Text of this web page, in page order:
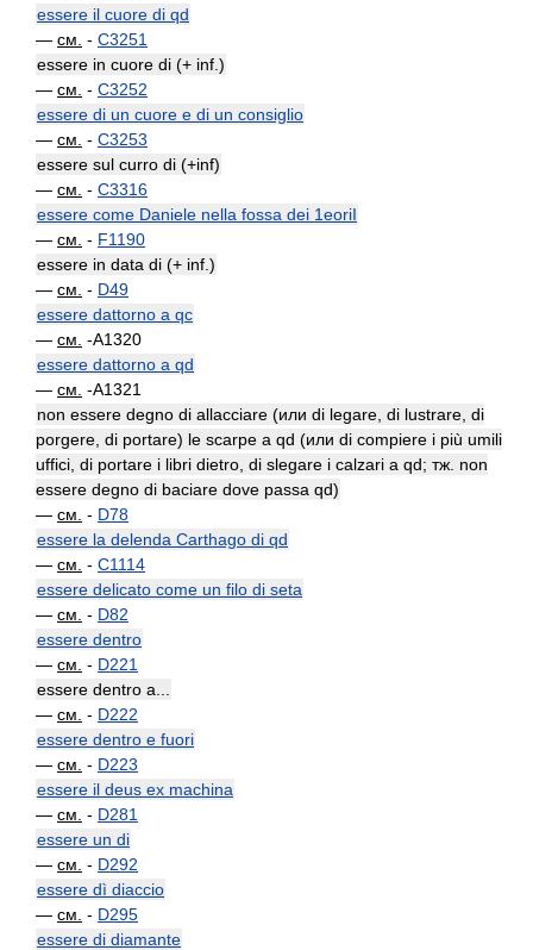
essere il cuore di qd
— см. - C3251
essere in cuore di (+ inf.)
— см. - C3252
essere di un cuore e di un consiglio
— см. - C3253
essere sul curro di (+inf)
— см. - C3316
essere come Daniele nella fossa dei 1eoriI
— см. - F1190
essere in data di (+ inf.)
— см. - D49
essere dattorno a qc
— см. -A1320
essere dattorno a qd
— см. -A1321
non essere degno di allacciare (или di legare, di lustrare, di
porgere, di portare) le scarpe a qd (или di compiere i più umili
uffici, di portare i libri dietro, di slegare i calzari a qd; тж. non
essere degno di baciare dove passa qd)
— см. - D78
essere la delenda Carthago di qd
— см. - C1114
essere delicato come un filo di seta
— см. - D82
essere dentro
— см. - D221
essere dentro a...
— см. - D222
essere dentro e fuori
— см. - D223
essere il deus ex machina
— см. - D281
essere un di
— см. - D292
essere dì diaccio
— см. - D295
essere di diamante